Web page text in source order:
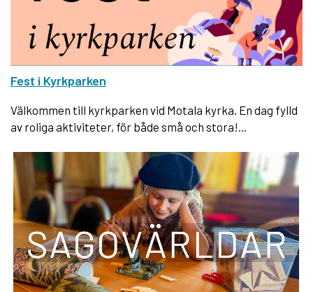
Fest i Kyrkparken
Välkommen till kyrkparken vid Motala kyrka. En dag fylld
av roliga aktiviteter, för både små och stora!...